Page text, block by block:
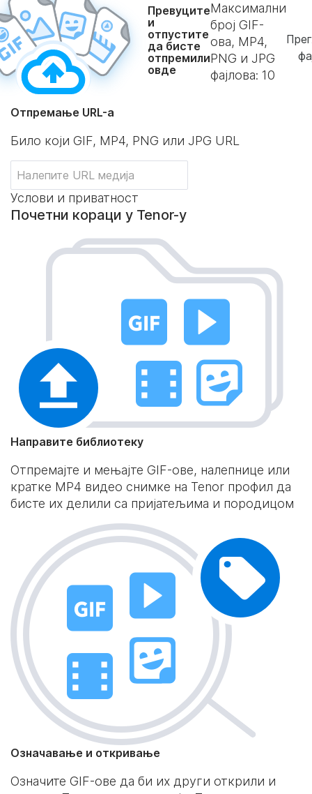
Превуците
и
отпустите
да бисте
отпремили
овде
Максимални
број GIF-
ова, MP4,
PNG и JPG
фајлова: 10
Отпремање URL-а
Било који GIF, MP4, PNG или JPG URL
Услови и приватност
Почетни кораци у Tenor-у
Направите библиотеку
Отпремајте и мењајте GIF-ове, налепнице или
кратке MP4 видео снимке на Tenor профил да
бисте их делили са пријатељима и породицом
Означавање и откривање
Означите GIF-ове да би их други открили и